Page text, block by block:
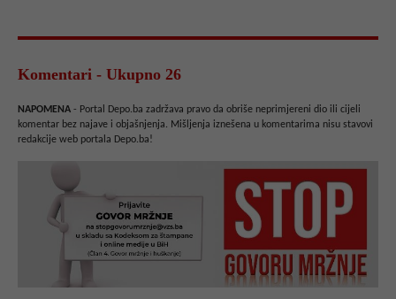
Komentari - Ukupno 26
NAPOMENA - Portal Depo.ba zadržava pravo da obriše neprimjereni dio ili cijeli
komentar bez najave i objašnjenja. Mišljenja iznešena u komentarima nisu stavovi
redakcije web portala Depo.ba!